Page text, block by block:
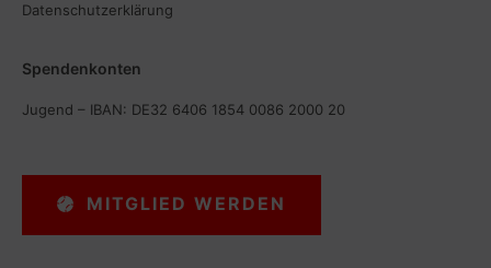
Datenschutzerklärung
Spendenkonten
Jugend – IBAN: DE32 6406 1854 0086 2000 20
MITGLIED WERDEN